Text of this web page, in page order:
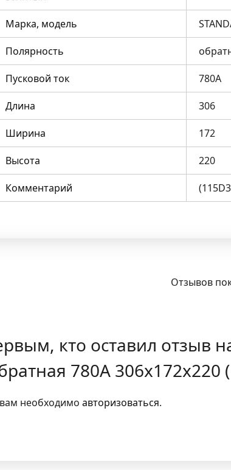
Марка, модель
Полярность
Пусковой ток 780А
Длина 306
Ширина 172
Высота 220
Комментарий
Отзывов
кто оставил отзыв
780А 306x172x220
необходимо авторизоваться.